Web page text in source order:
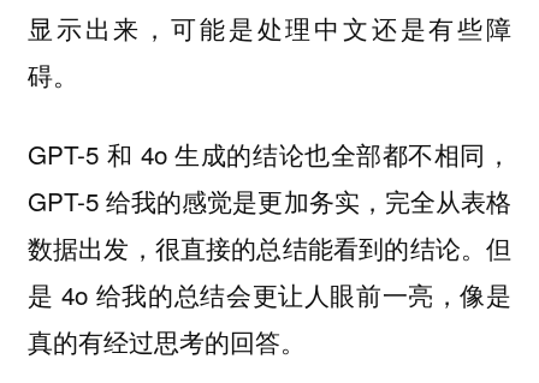
显示出来，可能是处理中文还是有些障
碍。
GPT-5 和 4o 生成的结论也全部都不相同，
GPT-5 给我的感觉是更加务实，完全从表格
数据出发，很直接的总结能看到的结论。但
是 4o 给我的总结会更让人眼前一亮，像是
真的有经过思考的回答。